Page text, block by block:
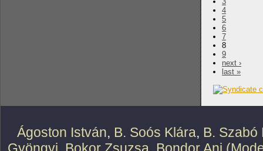
4
5
6
7
8
9
next ›
last »
Ágoston István, B. Soós Klára, B. Szabó